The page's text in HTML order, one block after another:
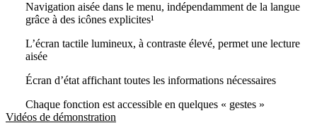
Navigation aisée dans le menu, indépendamment de la langue
grâce à des icônes explicites¹
L’écran tactile lumineux, à contraste élevé, permet une lecture
aisée
Écran d’état affichant toutes les informations nécessaires
Chaque fonction est accessible en quelques « gestes »
Vidéos de démonstration